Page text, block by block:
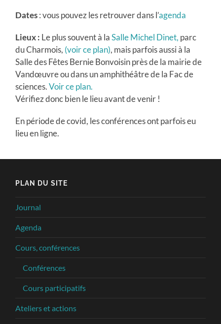
Dates: vous pouvez les retrouver dans l’agenda
Lieux : Le plus souvent à laSalle Michel Dinet, parc
du Charmois, (voir ce plan), mais parfois aussi à la
Salle des Fêtes Bernie Bonvoisin près de la mairie de
Vandœuvre ou dans un amphithéâtre de la Fac de
sciences.Voir ce plan.
Vérifiez donc bien le lieu avant de venir !
En période de covid, les conférences ont parfois eu
lieu en ligne.
PLAN DU SITE
Journal
Agenda
Cours, conférences
Conférences
Cours participatifs
Ateliers et actions